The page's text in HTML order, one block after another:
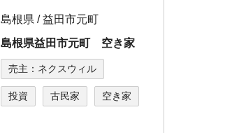
島根県 / 益田市元町
島根県益田市元町 空き家
売主：ネクスウィル
投資 古民家 空き家